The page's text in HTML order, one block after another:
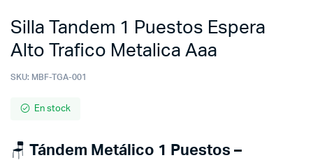
Silla Tandem 1 Puestos Espera
Alto Trafico Metalica Aaa
SKU: MBF-TGA-001
En stock
🪑 Tándem Metálico 1 Puestos –